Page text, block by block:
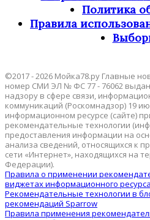
Политика
Правила
©2017 - 2026 Мойка78.ру Главные
номер СМИ ЭЛ № ФС 77 - 76062
надзору в сфере связи,
коммуникаций (Роскомнадзор) 19
информационном ресурсе (сайте)
рекомендательные технологии
предоставления информации на
анализа сведений, относящихся к
сети «Интернет», находящихся на
Федерации).
Правила о применении
виджетах информационного
Рекомендательные технологии в
рекомендаций Sparrow
Правила применения